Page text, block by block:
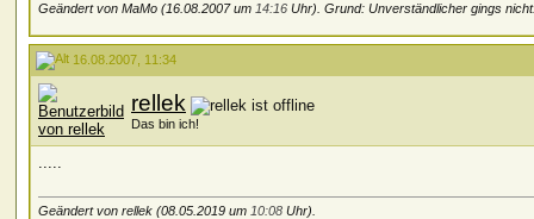
Geändert von MaMo (16.08.2007 um 14:16 Uhr). Grund: Unverständlicher gings
16.08.2007, 11:34
rellek
Das bin ich!
.....
Geändert von rellek (08.05.2019 um 10:08 Uhr).